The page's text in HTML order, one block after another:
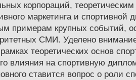
корпораций,
маркетинга и спортивной
примерам крупных событий,
СМИ. Уделено
теоретических основ
влияния на спортивную
ставится вопрос о роли